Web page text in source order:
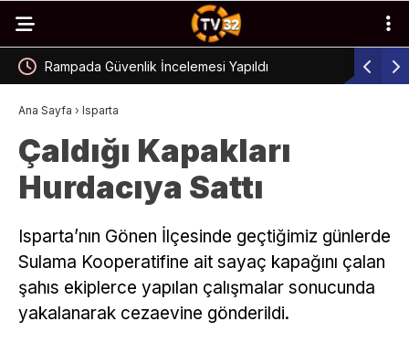
Rampada Güvenlik İncelemesi Yapıldı
Ana Sayfa › Isparta
Çaldığı Kapakları
Hurdacıya Sattı
Isparta’nın Gönen İlçesinde geçtiğimiz günlerde
Sulama Kooperatifine ait sayaç kapağını çalan
şahıs ekiplerce yapılan çalışmalar sonucunda
yakalanarak cezaevine gönderildi.